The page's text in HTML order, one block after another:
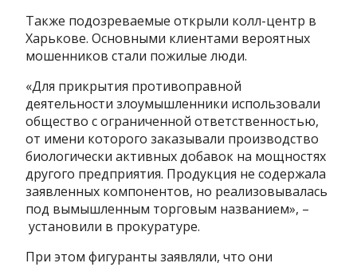
Также подозреваемые открыли колл-центр в
Харькове. Основными клиентами вероятных
мошенников стали пожилые люди.
«Для прикрытия противоправной
деятельности злоумышленники использовали
общество с ограниченной ответственностью,
от имени которого заказывали производство
биологически активных добавок на мощностях
другого предприятия. Продукция не содержала
заявленных компонентов, но реализовывалась
под вымышленным торговым названием», –
установили в прокуратуре.
При этом фигуранты заявляли, что они